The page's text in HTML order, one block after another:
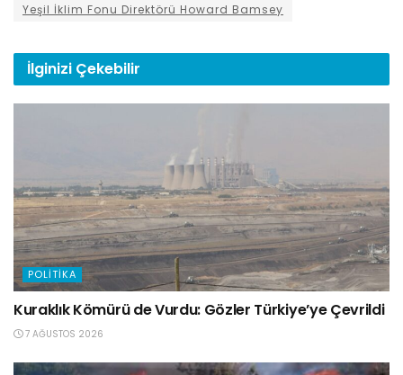
Yeşil İklim Fonu Direktörü Howard Bamsey
İlginizi Çekebilir
POLITIKA
Kuraklık Kömürü de Vurdu: Gözler Türkiye’ye Çevrildi
7 AĞUSTOS 2026